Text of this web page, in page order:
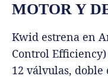
MOTOR Y
Kwid estrena en
Control
12 válvulas, doble